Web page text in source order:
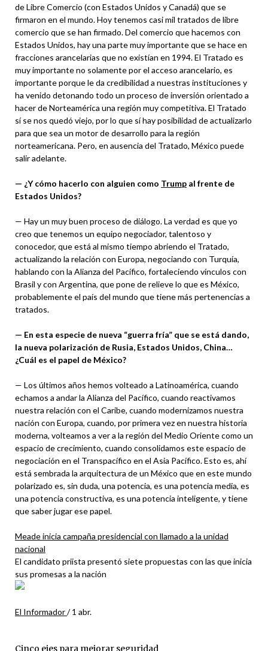
de Libre Comercio (con Estados Unidos y Canadá) que se
firmaron en el mundo. Hoy tenemos casi mil tratados de libre
comercio que se han firmado. Del comercio que hacemos con
Estados Unidos, hay una parte muy importante que se hace en
fracciones arancelarias que no existían en 1994. El Tratado es
muy importante no solamente por el acceso arancelario, es
importante porque le da credibilidad a nuestras instituciones y
ha venido detonando todo un proceso de inversión orientado a
hacer de Norteamérica una región muy competitiva. El Tratado
sí se nos quedó viejo, por lo que sí hay posibilidad de actualizarlo
para que sea un motor de desarrollo para la región
norteamericana. Pero, en ausencia del Tratado, México puede
salir adelante.
— ¿Y cómo hacerlo con alguien como Trump al frente de
Estados Unidos?
— Hay un muy buen proceso de diálogo. La verdad es que yo
creo que tenemos un equipo negociador, talentoso y
conocedor, que está al mismo tiempo abriendo el Tratado,
actualizando la relación con Europa, negociando con Turquía,
hablando con la Alianza del Pacífico, fortaleciendo vínculos con
Brasil y con Argentina, que pone de relieve lo que es México,
probablemente el país del mundo que tiene más pertenencias a
tratados.
— En esta especie de nueva “guerra fría” que se está dando,
la nueva polarización de Rusia, Estados Unidos, China…
¿Cuál es el papel de México?
— Los últimos años hemos volteado a Latinoamérica, cuando
echamos a andar la Alianza del Pacífico, cuando reactivamos
nuestra relación con el Caribe, cuando modernizamos nuestra
nación con Europa, cuando, por primera vez en nuestra historia
moderna, volteamos a ver a la región del Medio Oriente como un
espacio de crecimiento, cuando consolidamos este espacio de
negociación en el Transpacífico en el Asia Pacífico. Esto es, ahí
está sembrada la arquitectura de un México que en este mundo
polarizado es, sin duda, una potencia, es una potencia media, es
una potencia constructiva, es una potencia inteligente, y tiene
que saber jugar ese papel.
Meade inicia campaña presidencial con llamado a la unidad
nacional
El candidato priista presentó siete propuestas con las que inicia
sus promesas a la nación
El Informador/ 1 abr.
Cinco ejes para mejorar seguridad